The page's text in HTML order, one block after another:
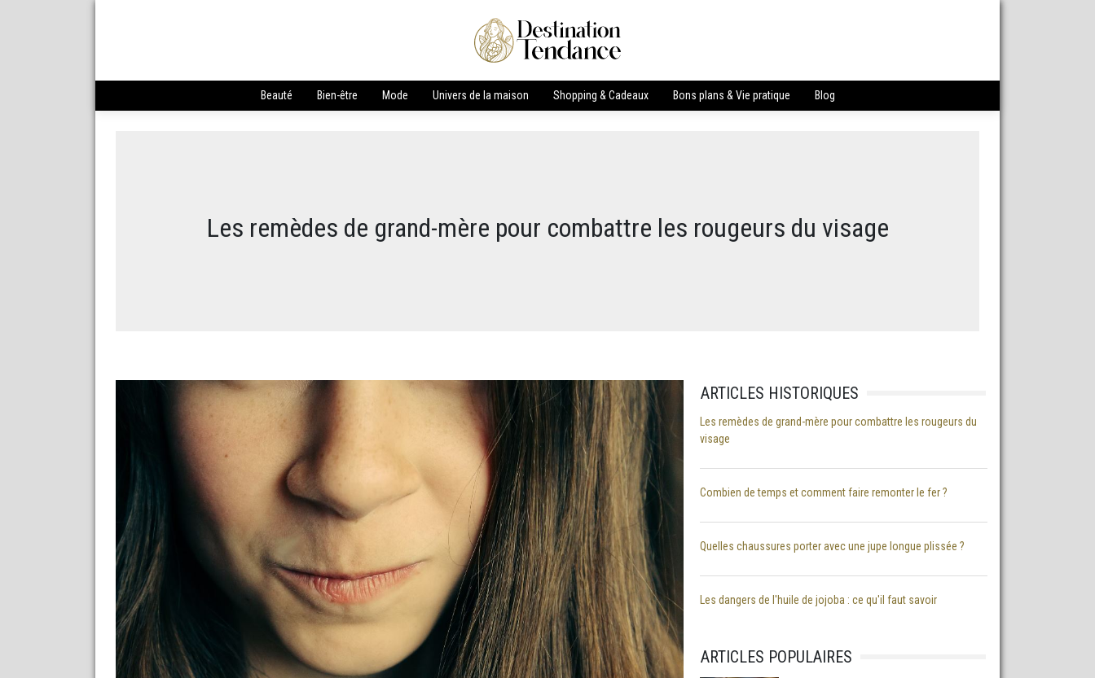
Beauté Bien-être Mode Univers de la maison Shopping & Cadeaux Bons plans & Vie pratique Blog
Les remèdes de grand-mère pour combattre les rougeurs du visage
ARTICLES HISTORIQUES
Les remèdes de grand-mère pour combattre les rougeurs du
visage
Combien de temps et comment faire remonter le fer ?
Quelles chaussures porter avec une jupe longue plissée ?
Les dangers de l'huile de jojoba : ce qu'il faut savoir
ARTICLES POPULAIRES